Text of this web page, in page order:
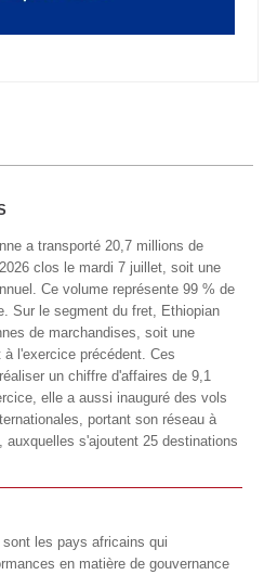
a transporté 20,7 millions de
clos le mardi 7 juillet, soit une
Ce volume représente 99 % de
Sur le segment du fret, Ethiopian
de marchandises, soit une
l'exercice précédent. Ces
un chiffre d'affaires de 9,1
elle a aussi inauguré des vols
portant son réseau à
auxquelles s'ajoutent 25 destinations
sont les pays africains qui
en matière de gouvernance